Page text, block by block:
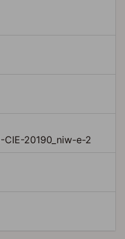
20190_niw-e-2